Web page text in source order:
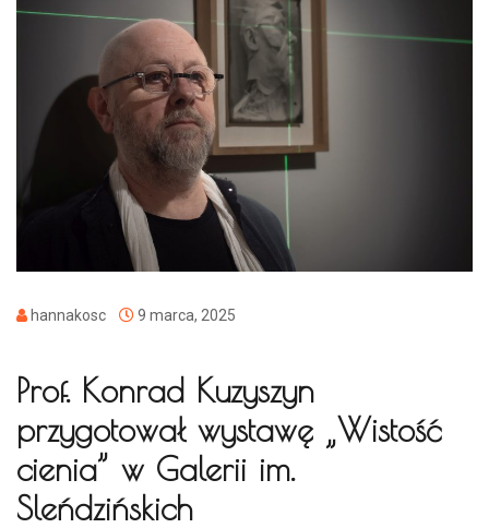
hannakosc 9 marca, 2025
Prof. Konrad Kuzyszyn
przygotował wystawę „Wistość
cienia” w Galerii im.
Sleńdzińskich